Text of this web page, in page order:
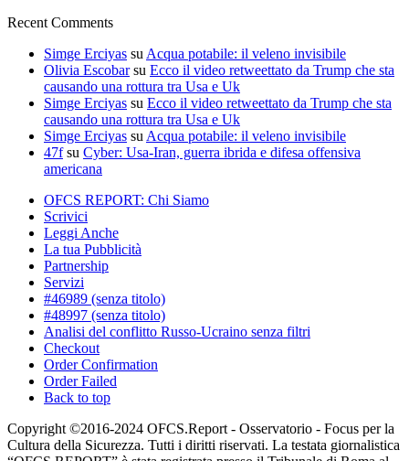
Recent Comments
Simge Erciyas su Acqua potabile: il veleno invisibile
Olivia Escobarsu Ecco il video retweettato da Trump che sta
causando una rottura tra Usa e Uk
Simge Erciyas su Ecco il video retweettato da Trump che sta
causando una rottura tra Usa e Uk
Simge Erciyas su Acqua potabile: il veleno invisibile
47fsu Cyber: Usa-Iran, guerra ibrida e difesa offensiva
americana
OFCS REPORT: Chi Siamo
Scrivici
Leggi Anche
La tua Pubblicità
Partnership
Servizi
#46989 (senza titolo)
#48997 (senza titolo)
Analisi del conflitto Russo-Ucraino senza filtri
Checkout
Order Confirmation
Order Failed
Back to top
Copyright ©2016-2024 OFCS.Report - Osservatorio - Focus per la
Cultura della Sicurezza. Tutti i diritti riservati. La testata giornalistica